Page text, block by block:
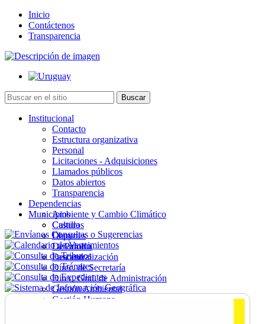
Inicio
Contáctenos
Transparencia
Institucional
Contacto
Estructura organizativa
Personal
Licitaciones - Adquisiciones
Llamados públicos
Datos abiertos
Transparencia
Dependencias
Ambiente y Cambio Climático
Cultura
Deportes
Desarrollo
Descentralización
Direc. de Secretaría
Direc. Gral. de Administración
Gestión Ambiental
Gestión Humana
Municipios
Castillos
Chuy
La Paloma
Lascano